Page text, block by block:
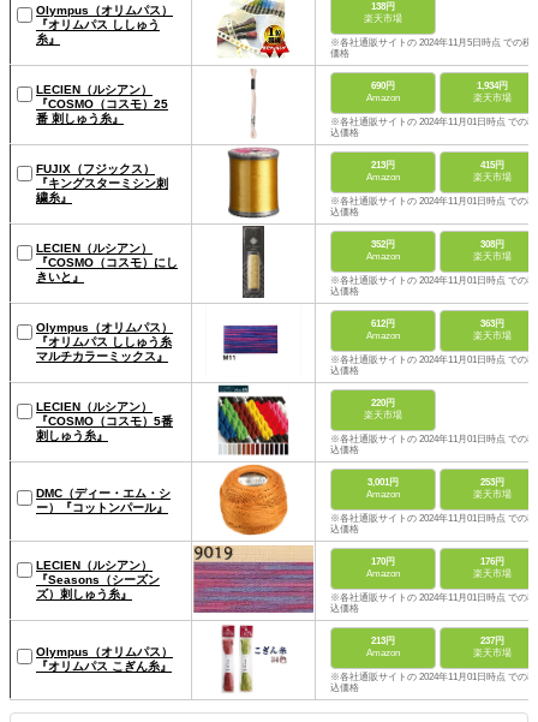
Olympus（オリムパス）
『オリムパス ししゅう
糸』
138円
楽天市場
※各社通販サイトの 2024年11月5日時点 での税
価格
LECIEN（ルシアン）
『COSMO（コスモ）25
番 刺しゅう糸』
690円
Amazon
1,934円
楽天市場
※各社通販サイトの 2024年11月01日時点 での税
込価格
FUJIX（フジックス）
『キングスターミシン刺
繍糸』
213円
Amazon
415円
楽天市場
※各社通販サイトの 2024年11月01日時点 での税
込価格
LECIEN（ルシアン）
『COSMO（コスモ）にし
きいと』
352円
Amazon
308円
楽天市場
※各社通販サイトの 2024年11月01日時点 での税
込価格
Olympus（オリムパス）
『オリムパス ししゅう糸
マルチカラーミックス』
612円
Amazon
363円
楽天市場
※各社通販サイトの 2024年11月01日時点 での税
込価格
LECIEN（ルシアン）
『COSMO（コスモ）5番
刺しゅう糸』
220円
楽天市場
※各社通販サイトの 2024年11月01日時点 での税
込価格
DMC（ディー・エム・シ
ー）『コットンパール』
3,001円
Amazon
253円
楽天市場
※各社通販サイトの 2024年11月01日時点 での税
込価格
LECIEN（ルシアン）
『Seasons（シーズン
ズ）刺しゅう糸』
170円
Amazon
176円
楽天市場
※各社通販サイトの 2024年11月01日時点 での税
込価格
Olympus（オリムパス）
『オリムパス こぎん糸』
213円
Amazon
237円
楽天市場
※各社通販サイトの 2024年11月01日時点 での税
込価格